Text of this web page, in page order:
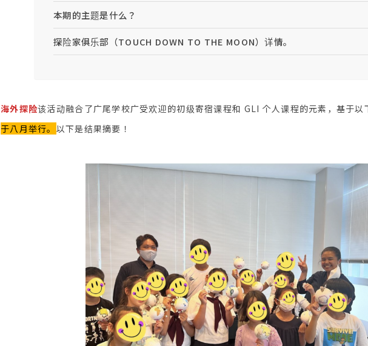
本期的主题是什么？
探险家俱乐部（TOUCH DOWN TO THE MOON）详情。
海外探险该活动融合了广尾学校广受欢迎的初级寄宿课程和 GLI 个人课程的元素，基于以
于八月举行。 以下是结果摘要！